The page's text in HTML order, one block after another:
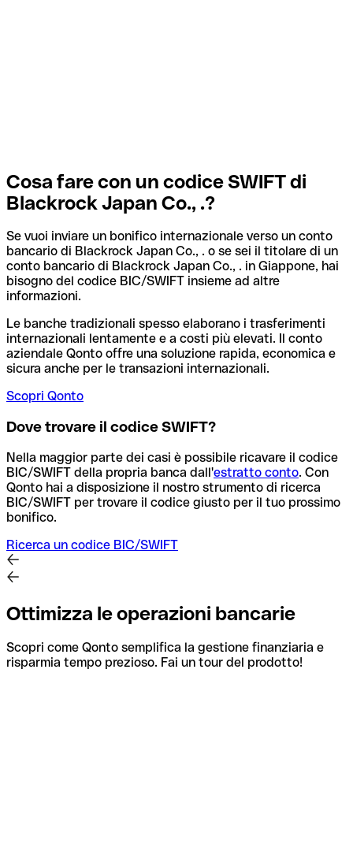
Cosa fare con un codice SWIFT di
Blackrock Japan Co., .?
Se vuoi inviare un bonifico internazionale verso un conto
bancario di Blackrock Japan Co., . o se sei il titolare di un
conto bancario di Blackrock Japan Co., . in Giappone, hai
bisogno del codice BIC/SWIFT insieme ad altre
informazioni.
Le banche tradizionali spesso elaborano i trasferimenti
internazionali lentamente e a costi più elevati. Il conto
aziendale Qonto offre una soluzione rapida, economica e
sicura anche per le transazioni internazionali.
Scopri Qonto
Dove trovare il codice SWIFT?
Nella maggior parte dei casi è possibile ricavare il codice
BIC/SWIFT della propria banca dall'estratto conto. Con
Qonto hai a disposizione il nostro strumento di ricerca
BIC/SWIFT per trovare il codice giusto per il tuo prossimo
bonifico.
Ricerca un codice BIC/SWIFT
Ottimizza le operazioni bancarie
Scopri come Qonto semplifica la gestione finanziaria e
risparmia tempo prezioso. Fai un tour del prodotto!